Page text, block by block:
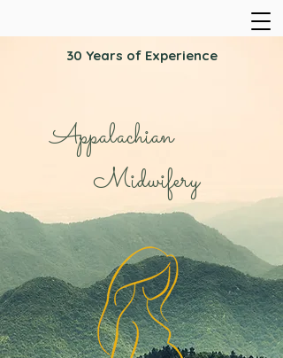
Appalachian
Midwifery
30 Years of Experience